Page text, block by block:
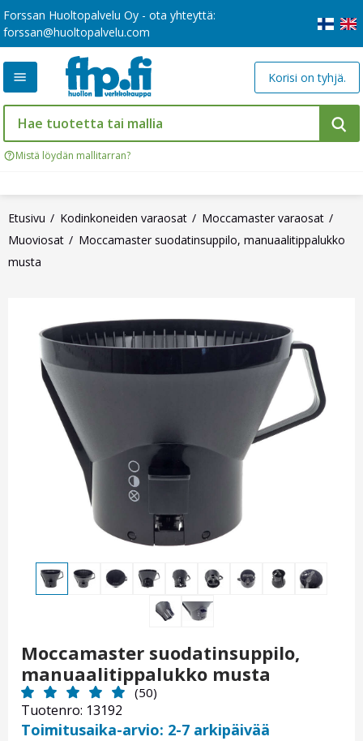
Forssan Huoltopalvelu Oy - ota yhteyttä:
forssan@huoltopalvelu.com
Mistä löydän mallitarran?
Korisi on tyhjä.
Etusivu Kodinkoneiden varaosat
Moccamaster varaosat
Muoviosat
Moccamaster suodatinsuppilo, manuaalitippalukko
musta
Moccamaster suodatinsuppilo,
manuaalitippalukko musta
Tuotenro: 13192
(50)
Toimitusaika-arvio: 2-7 arkipäivää